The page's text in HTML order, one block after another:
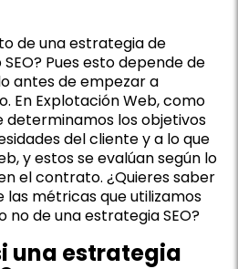
de una estrategia de
Pues esto depende de
antes de empezar a
En Explotación Web, como
determinamos los objetivos
del cliente y a lo que
y estos se evalúan según lo
el contrato. ¿Quieres saber
las métricas que utilizamos
no de una estrategia SEO?
una estrategia